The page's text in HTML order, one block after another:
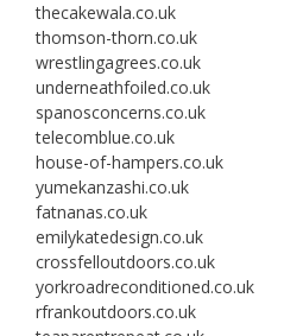
thecakewala.co.uk
thomson-thorn.co.uk
wrestlingagrees.co.uk
underneathfoiled.co.uk
spanosconcerns.co.uk
telecomblue.co.uk
house-of-hampers.co.uk
yumekanzashi.co.uk
fatnanas.co.uk
emilykatedesign.co.uk
crossfelloutdoors.co.uk
yorkroadreconditioned.co.uk
rfrankoutdoors.co.uk